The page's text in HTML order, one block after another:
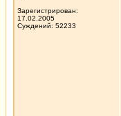
Зарегистрирован:
17.02.2005
Суждений: 52233